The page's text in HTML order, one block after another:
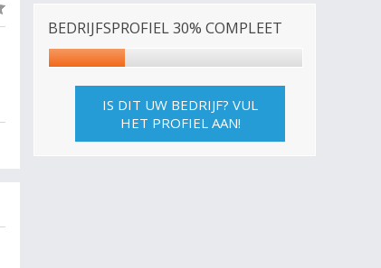
BEDRIJFSPROFIEL 30% COMPLEET
IS DIT UW BEDRIJF? VUL
HET PROFIEL AAN!